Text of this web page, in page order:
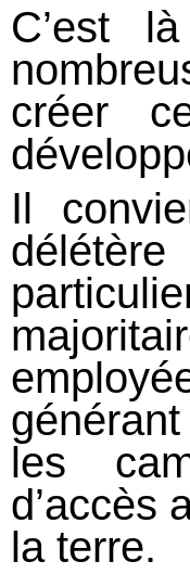
C’est
créer
Il
les
d’accès
la terre.